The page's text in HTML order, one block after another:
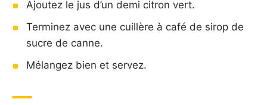
Ajoutez le jus d’un demi citron vert.
Terminez avec une cuillère à café de sirop de
sucre de canne.
Mélangez bien et servez.